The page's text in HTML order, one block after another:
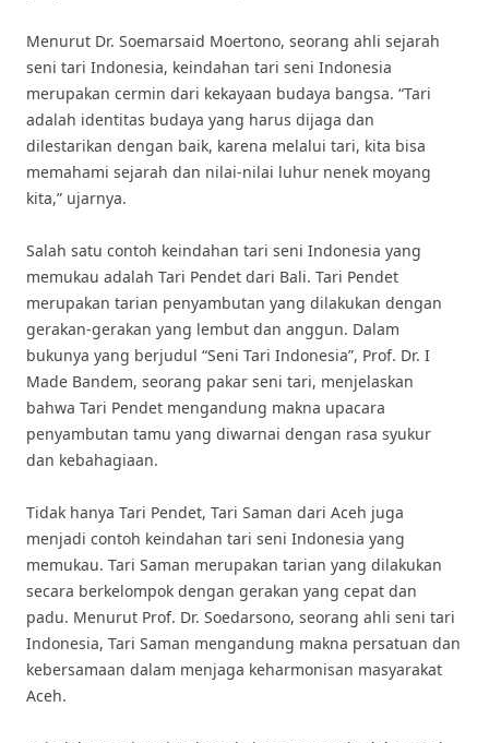
Menurut Dr. Soemarsaid Moertono, seorang ahli sejarah
seni tari Indonesia, keindahan tari seni Indonesia
merupakan cermin dari kekayaan budaya bangsa. “Tari
adalah identitas budaya yang harus dijaga dan
dilestarikan dengan baik, karena melalui tari, kita bisa
memahami sejarah dan nilai-nilai luhur nenek moyang
kita,” ujarnya.
Salah satu contoh keindahan tari seni Indonesia yang
memukau adalah Tari Pendet dari Bali. Tari Pendet
merupakan tarian penyambutan yang dilakukan dengan
gerakan-gerakan yang lembut dan anggun. Dalam
bukunya yang berjudul “Seni Tari Indonesia”, Prof. Dr. I
Made Bandem, seorang pakar seni tari, menjelaskan
bahwa Tari Pendet mengandung makna upacara
penyambutan tamu yang diwarnai dengan rasa syukur
dan kebahagiaan.
Tidak hanya Tari Pendet, Tari Saman dari Aceh juga
menjadi contoh keindahan tari seni Indonesia yang
memukau. Tari Saman merupakan tarian yang dilakukan
secara berkelompok dengan gerakan yang cepat dan
padu. Menurut Prof. Dr. Soedarsono, seorang ahli seni tari
Indonesia, Tari Saman mengandung makna persatuan dan
kebersamaan dalam menjaga keharmonisan masyarakat
Aceh.